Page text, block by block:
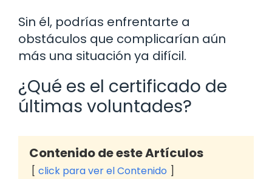
Sin él, podrías enfrentarte a
obstáculos que complicarían aún
más una situación ya difícil.
¿Qué es el certificado de
últimas voluntades?
Contenido de este Artículos
click para ver el Contenido